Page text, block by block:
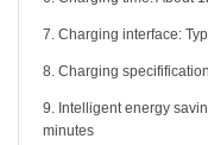
7. Charging interface:
8. Charging
9. Intelligent energy
minutes